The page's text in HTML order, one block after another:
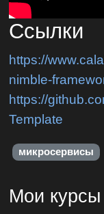
Ссылки
https://
nimble-
https://
Template
микросервисы
Мои